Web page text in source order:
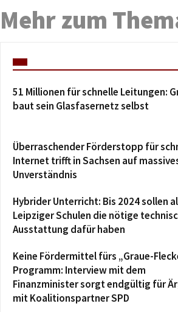
Mehr zum
51 Millionen für schnelle Leitungen:
baut sein Glasfasernetz selbst
Überraschender Förderstopp für
Internet trifft in Sachsen auf
Unverständnis
Hybrider Unterricht: Bis 2024 sollen
Leipziger Schulen die nötige
Ausstattung dafür haben
Keine Fördermittel fürs „Graue-
Programm: Interview mit dem
Finanzminister sorgt endgültig für
mit Koalitionspartner SPD